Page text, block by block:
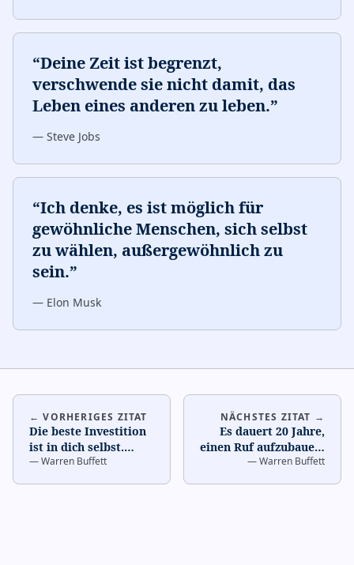
“Deine Zeit ist begrenzt,
verschwende sie nicht damit, das
Leben eines anderen zu leben.”
— Steve Jobs
“Ich denke, es ist möglich für
gewöhnliche Menschen, sich selbst
zu wählen, außergewöhnlich zu
sein.”
— Elon Musk
← VORHERIGES ZITAT
Die beste Investition
ist in dich selbst.…
—Warren Buffett
NÄCHSTES ZITAT →
Es dauert 20 Jahre,
einen Ruf aufzubauen,
und fünf Minuten, ihn
—Warren Buffett